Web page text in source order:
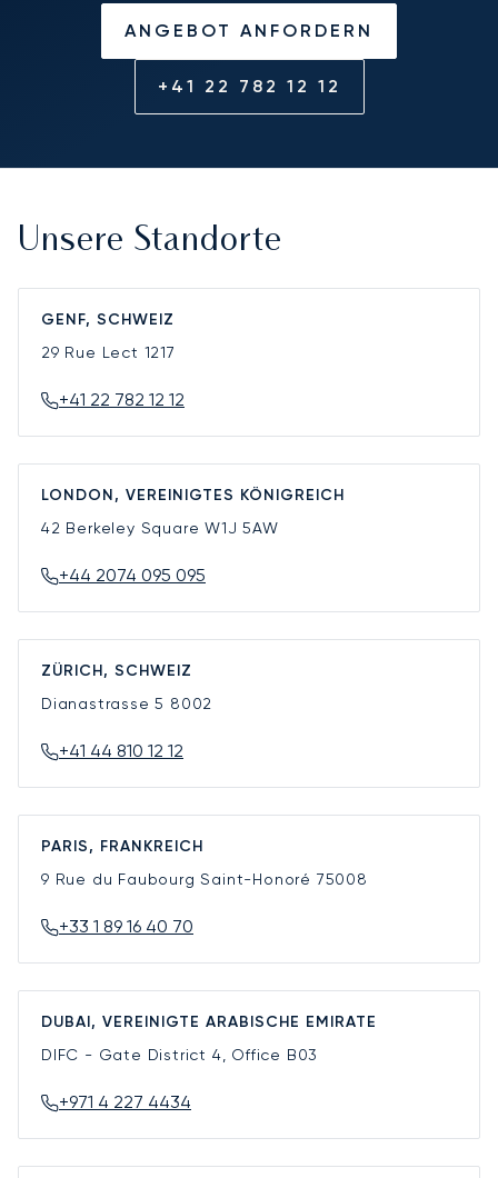
ANGEBOT ANFORDERN
+41 22 782 12 12
Unsere Standorte
GENF, SCHWEIZ
29 Rue Lect 1217
+41 22 782 12 12
LONDON, VEREINIGTES KÖNIGREICH
42 Berkeley SquareW1J 5AW
+44 2074 095 095
ZÜRICH, SCHWEIZ
Dianastrasse 5 8002
+41 44 810 12 12
PARIS, FRANKREICH
9 Rue du Faubourg Saint-Honoré 75008
+33 1 89 16 40 70
DUBAI, VEREINIGTE ARABISCHE EMIRATE
DIFC - Gate District 4, Office B03
+971 4 227 4434